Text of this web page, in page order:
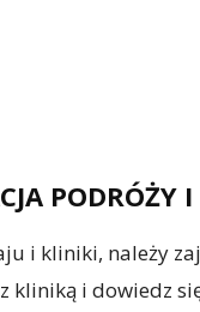
PODRÓŻY
i kliniki, należy
kliniką i dowiedz